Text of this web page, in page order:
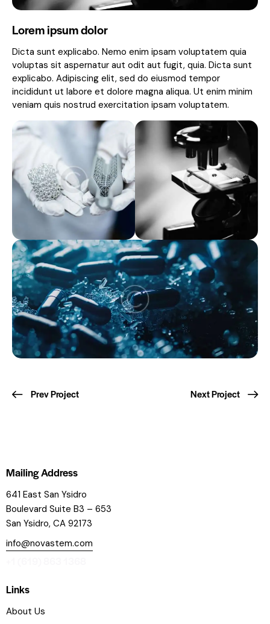
Lorem ipsum dolor
Dicta sunt explicabo. Nemo enim ipsam voluptatem quia
voluptas sit aspernatur aut odit aut fugit, quia. Dicta sunt
explicabo. Adipiscing elit, sed do eiusmod tempor
incididunt ut labore et dolore magna aliqua. Ut enim minim
veniam quis nostrud exercitation ipsam voluptatem.
Prev Project Next Project
Mailing Address
641 East San Ysidro
Boulevard Suite B3 – 653
San Ysidro, CA 92173
info@novastem.com
Links
About Us